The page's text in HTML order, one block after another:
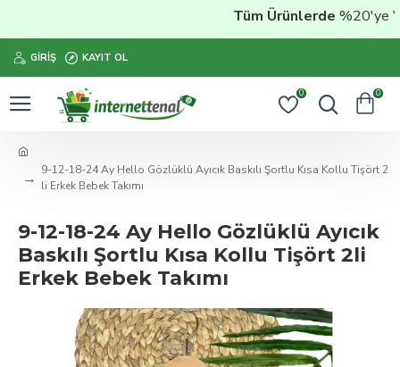
Tüm Ürünlerde%20'ye
GIRIŞ KAYIT OL
0 0
9-12-18-24 Ay Hello Gözlüklü Ayıcık Baskılı Şortlu Kısa Kollu Tişört 2
li Erkek Bebek Takımı
9-12-18-24 Ay Hello Gözlüklü Ayıcık
Baskılı Şortlu Kısa Kollu Tişört 2li
Erkek Bebek Takımı